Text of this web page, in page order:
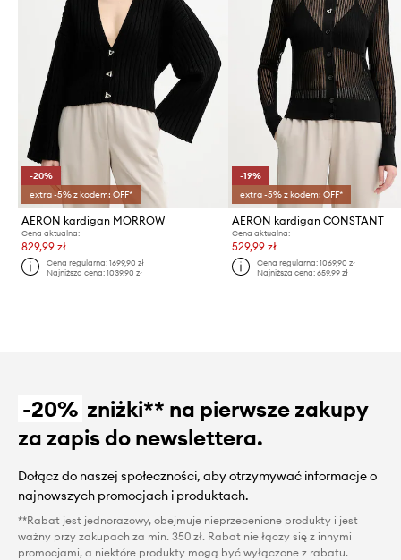
-20%
extra -5% z kodem: OFF*
AERON kardigan MORROW
Cena aktualna:
829,99 zł
Cena regularna:1699,90 zł
Najniższa cena:1039,90 zł
-19%
extra -5% z kodem: OFF*
AERON kardigan CONSTANT
Cena aktualna:
529,99 zł
Cena regularna: 1069,90 zł
Najniższa cena: 659,99 zł
-20% zniżki** na pierwsze zakupy
za zapis do newslettera.
Dołącz do naszej społeczności, aby otrzymywać informacje o
najnowszych promocjach i produktach.
**Rabat jest jednorazowy, obejmuje nieprzecenione produkty i jest
ważny przy zakupach za min. 350 zł. Rabat nie łączy się z innymi
promocjami, a niektóre produkty mogą być wyłączone z rabatu.